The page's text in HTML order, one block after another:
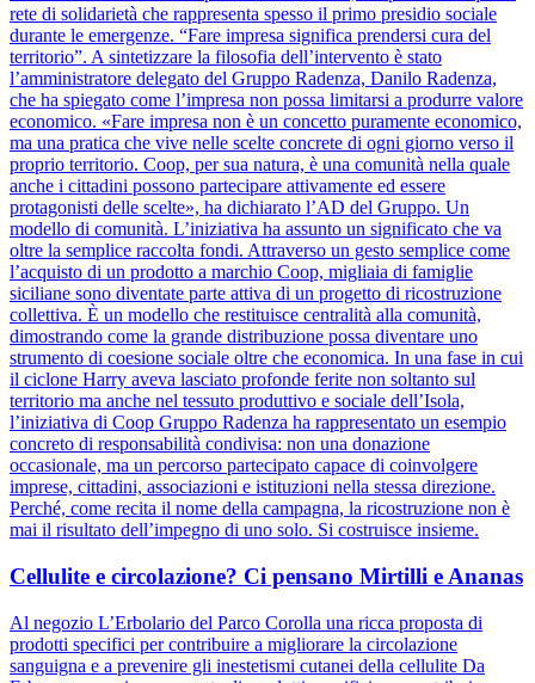
rete di solidarietà che rappresenta spesso il primo presidio sociale
durante le emergenze. “Fare impresa significa prendersi cura del
territorio”. A sintetizzare la filosofia dell’intervento è stato
l’amministratore delegato del Gruppo Radenza, Danilo Radenza,
che ha spiegato come l’impresa non possa limitarsi a produrre valore
economico. «Fare impresa non è un concetto puramente economico,
ma una pratica che vive nelle scelte concrete di ogni giorno verso il
proprio territorio. Coop, per sua natura, è una comunità nella quale
anche i cittadini possono partecipare attivamente ed essere
protagonisti delle scelte», ha dichiarato l’AD del Gruppo. Un
modello di comunità. L’iniziativa ha assunto un significato che va
oltre la semplice raccolta fondi. Attraverso un gesto semplice come
l’acquisto di un prodotto a marchio Coop, migliaia di famiglie
siciliane sono diventate parte attiva di un progetto di ricostruzione
collettiva. È un modello che restituisce centralità alla comunità,
dimostrando come la grande distribuzione possa diventare uno
strumento di coesione sociale oltre che economica. In una fase in cui
il ciclone Harry aveva lasciato profonde ferite non soltanto sul
territorio ma anche nel tessuto produttivo e sociale dell’Isola,
l’iniziativa di Coop Gruppo Radenza ha rappresentato un esempio
concreto di responsabilità condivisa: non una donazione
occasionale, ma un percorso partecipato capace di coinvolgere
imprese, cittadini, associazioni e istituzioni nella stessa direzione.
Perché, come recita il nome della campagna, la ricostruzione non è
mai il risultato dell’impegno di uno solo. Si costruisce insieme.
Cellulite e circolazione? Ci pensano Mirtilli e Ananas
Al negozio L’Erbolario del Parco Corolla una ricca proposta di
prodotti specifici per contribuire a migliorare la circolazione
sanguigna e a prevenire gli inestetismi cutanei della cellulite Da